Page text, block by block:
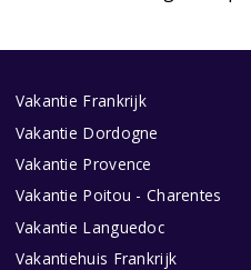
Vakantie Frankrijk
Vakantie Dordogne
Vakantie Provence
Vakantie Poitou - Charentes
Vakantie Languedoc
Vakantiehuis Frankrijk